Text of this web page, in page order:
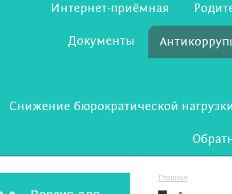
Интернет-приёмная
Документы
Снижение бюрократической
Главная